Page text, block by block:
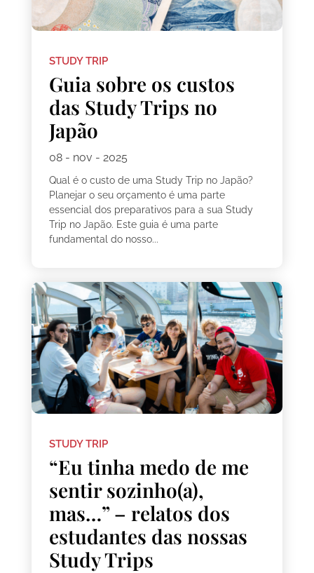
STUDY TRIP
Guia sobre os custos
das Study Trips no
Japão
08 - nov - 2025
Qual é o custo de uma Study Trip no Japão?
Planejar o seu orçamento é uma parte
essencial dos preparativos para a sua Study
Trip no Japão. Este guia é uma parte
fundamental do nosso...
STUDY TRIP
“Eu tinha medo de me
sentir sozinho(a),
mas…” – relatos dos
estudantes das nossas
Study Trips